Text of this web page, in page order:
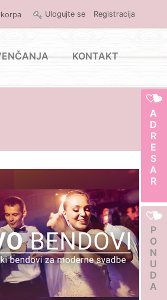
Ulogujte se Registracija
KONTAKT
ADRESAR
PONUDA